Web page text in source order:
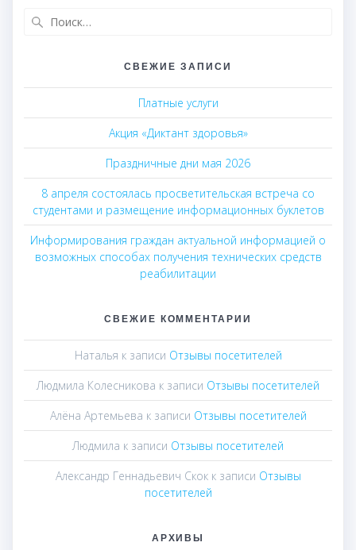
СВЕЖИЕ ЗАПИСИ
Платные услуги
Акция «Диктант здоровья»
Праздничные дни мая 2026
8 апреля состоялась просветительская встреча со
студентами и размещение информационных буклетов
Информирования граждан актуальной информацией о
возможных способах получения технических средств
реабилитации
СВЕЖИЕ КОММЕНТАРИИ
Наталья к записи Отзывы посетителей
Людмила Колесникова к записи Отзывы посетителей
Алёна Артемьева к записи Отзывы посетителей
Людмила к записи Отзывы посетителей
Александр Геннадьевич Скокк записи Отзывы
посетителей
АРХИВЫ